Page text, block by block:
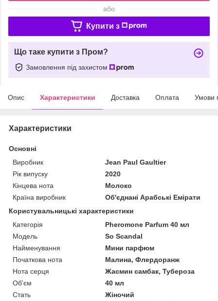
або
Купити з
Що таке купити з Пром?
Замовлення під захистом
Опис Характеристики Доставка Оплата Умови
Характеристики
Основні
Виробник
Jean Paul Gaultier
Рік випуску
2020
Кінцева нота
Молоко
Країна виробник
Об'єднані Арабські Емірати
Користувальницькі характеристики
Категорія
Pheromone Parfum 40 мл
Мoдель
So Scandal
Найменування
Мини парфюм
Початкова нота
Малина, Флердоранж
Нота серця
Жасмин самбак, Тубероза
Об'єм
40 мл
Стать
Жіночий